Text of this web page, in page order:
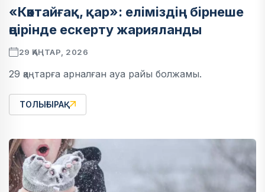
«Көктайғақ, қар»: еліміздің бірнеше
өңірінде ескерту жарияланды
29 ҚАҢТАР, 2026
29 қаңтарға арналған ауа райы болжамы.
ТОЛЫҒЫРАҚ